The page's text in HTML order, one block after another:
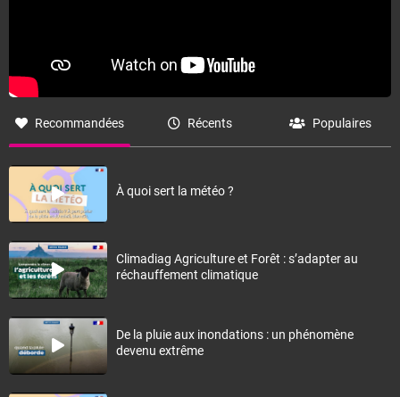
Recommandées Récents Populaires
À quoi sert la météo ?
Climadiag Agriculture et Forêt : s’adapter au
réchauffement climatique
De la pluie aux inondations : un phénomène
devenu extrême